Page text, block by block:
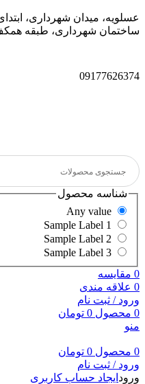
عسلویه، میدان شهرداری،
ساختمان شهرداری، طبقه
09177626374
شناسه محصول
0 مقایسه
0 علاقه مندی
ورود / ثبت نام
0 محصول 0 تومان
منو
0 محصول 0 تومان
ورود / ثبت نام
ورود ایجاد حساب کاربری